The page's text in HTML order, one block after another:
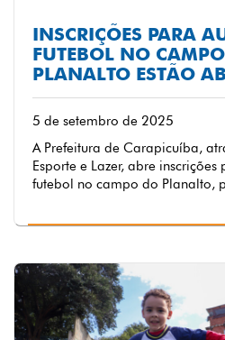
INSCRIÇÕES PARA
FUTEBOL NO
PLANALTO ESTÃO
5 de setembro de 2025
A Prefeitura de Carapicuíba,
Esporte e Lazer, abre
futebol no campo do Planalto,